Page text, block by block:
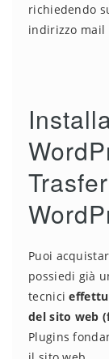
richiedendo
indirizzo mail
Puoi
possiedi già
tecnici
del sito web
Plugins